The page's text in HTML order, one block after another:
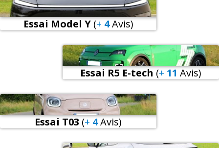
Essai Model Y(+ 4 Avis)
Essai R5 E-tech (+ 11 Avis)
Essai T03 (+ 4Avis)